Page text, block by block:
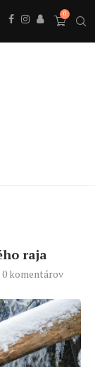
0
raja
0 komentárov